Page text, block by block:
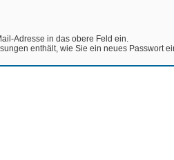
Adresse in das obere Feld ein.
enthält, wie Sie ein neues Passwort